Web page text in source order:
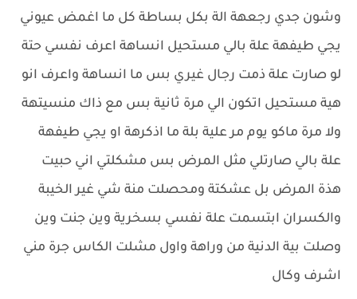
وشون جدي رجعهة الة بكل بساطة كل ما اغمض عيوني
يجي طيفهة علة بالي مستحيل انساهة اعرف نفسي حتة
لو صارت علة ذمت رجال غيري بس ما انساهة واعرف انو
هية مستحيل اتكون الي مرة ثانية بس مع ذاك منسيتهة
ولا مرة ماكو يوم مر علية بلة ما اذكرهة او يجي طيفهة
علة بالي صارتلي مثل المرض بس مشكلتي اني حبيت
هذة المرض بل عشكتة ومحصلت منة شي غير الخيبة
والكسران ابتسمت علة نفسي بسخرية وين جنت وين
وصلت بية الدنية من وراهة واول مشلت الكاس جرة مني
اشرف وكال